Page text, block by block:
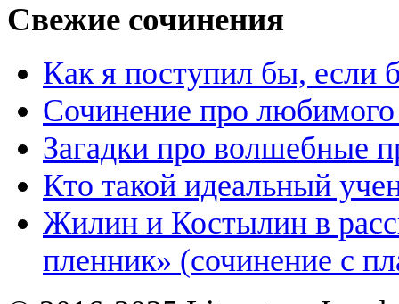
Свежие сочинения
Как я поступил бы,
Сочинение про
Загадки про волшебные
Кто такой идеальный
Жилин и Костылин в
пленник» (сочинение с